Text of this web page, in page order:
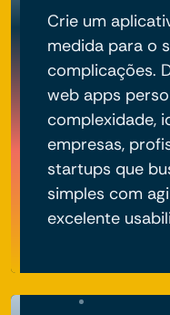
Crie um
medida para o
complicações.
web apps
complexidade,
empresas,
startups que
simples com
excelente